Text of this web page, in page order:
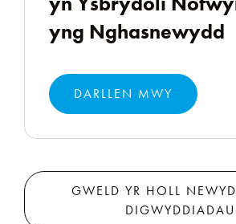
yng Nghasnewydd
DARLLEN MWY
GWELD YR HOLL
DIGWYDDIADAU